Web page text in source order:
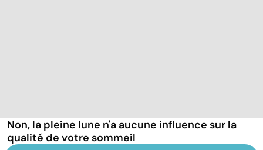
Non, la pleine lune n'a aucune influence sur la
qualité de votre sommeil